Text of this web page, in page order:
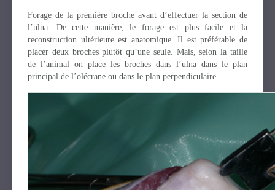
Forage de la première broche avant d’effectuer la section de
l’ulna. De cette manière, le forage est plus facile et la
reconstruction ultérieure est anatomique. Il est préférable de
placer deux broches plutôt qu’une seule. Mais, selon la taille
de l’animal on place les broches dans l’ulna dans le plan
principal de l’olécrane ou dans le plan perpendiculaire.